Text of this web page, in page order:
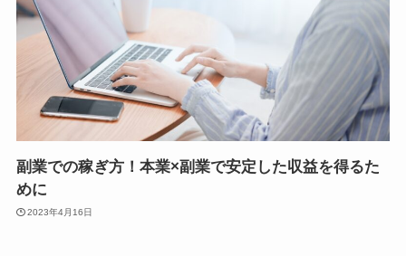
副業での稼ぎ方！本業×副業で安定した収益を得るた
めに
2023年4月16日